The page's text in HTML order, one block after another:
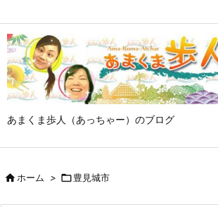
あまくま歩人（あっちゃー）のブログ
ホーム > 豊見城市